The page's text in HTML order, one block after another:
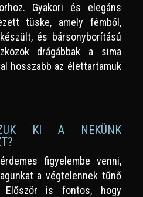
Gyakori és elegáns
tüske, amely fémből,
és bársonyborítású
drágábbak a sima
hosszabb az élettartamuk
KI A NEKÜNK
figyelembe venni,
a végtelennek tűnő
Először is fontos, hogy